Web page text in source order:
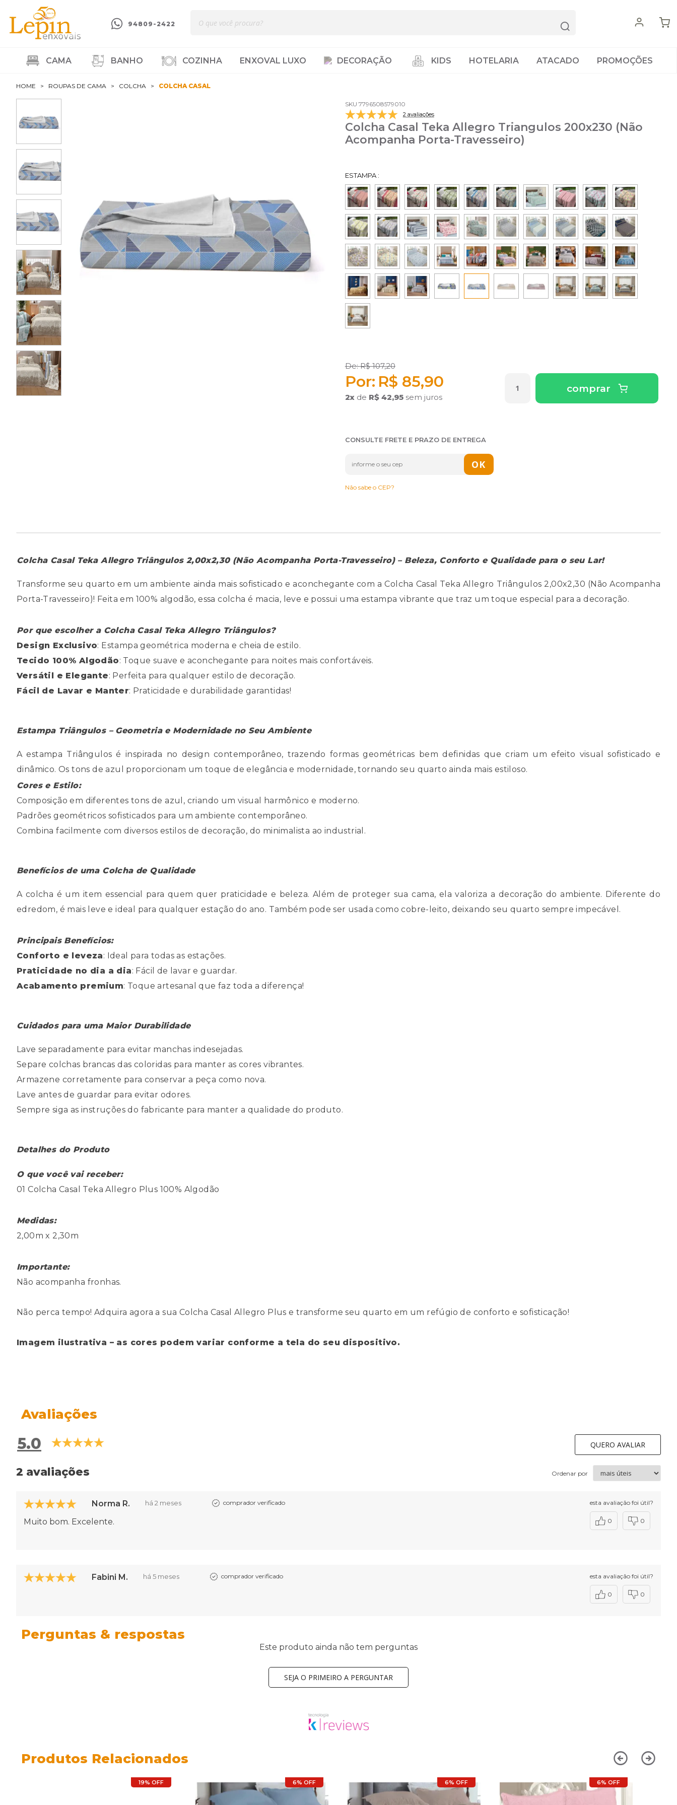
94809-2422
CAMA BANHO COZINHA ENXOVAL LUXO DECORAÇÃO KIDS HOTELARIA ATACADO PROMOÇÕES
HOME ROUPAS DE CAMA COLCHA COLCHA CASAL
SKU 7796508579010
2 avaliações
Colcha Casal Teka Allegro Triangulos 200x230 (Não
Acompanha Porta-Travesseiro)
ESTAMPA
R$ 107,20
R$ 85,90
2x de R$ 42,95 sem juros
comprar
CONSULTE FRETE E PRAZO DE ENTREGA
Não sabe o CEP?
Colcha Casal Teka Allegro Triângulos 2,00x2,30 (Não Acompanha Porta-Travesseiro) – Beleza, Conforto e Qualidade para o seu Lar!
Transforme seu quarto em um ambiente ainda mais sofisticado e aconchegante com a Colcha Casal Teka Allegro Triângulos 2,00x2,30 (Não Acompanha
Porta-Travesseiro)! Feita em 100% algodão, essa colcha é macia, leve e possui uma estampa vibrante que traz um toque especial para a decoração.
Por que escolher a Colcha Casal Teka Allegro Triângulos?
Design Exclusivo: Estampa geométrica moderna e cheia de estilo.
Tecido 100% Algodão: Toque suave e aconchegante para noites mais confortáveis.
Versátil e Elegante: Perfeita para qualquer estilo de decoração.
Fácil de Lavar e Manter: Praticidade e durabilidade garantidas!
Estampa Triângulos – Geometria e Modernidade no Seu Ambiente
A estampa Triângulos é inspirada no design contemporâneo, trazendo formas geométricas bem definidas que criam um efeito visual sofisticado e
dinâmico. Os tons de azul proporcionam um toque de elegância e modernidade, tornando seu quarto ainda mais estiloso.
Cores e Estilo:
Composição em diferentes tons de azul, criando um visual harmônico e moderno.
Padrões geométricos sofisticados para um ambiente contemporâneo.
Combina facilmente com diversos estilos de decoração, do minimalista ao industrial.
Benefícios de uma Colcha de Qualidade
A colcha é um item essencial para quem quer praticidade e beleza. Além de proteger sua cama, ela valoriza a decoração do ambiente. Diferente do
edredom, é mais leve e ideal para qualquer estação do ano. Também pode ser usada como cobre-leito, deixando seu quarto sempre impecável.
Principais Benefícios:
Conforto e leveza: Ideal para todas as estações.
Praticidade no dia a dia: Fácil de lavar e guardar.
Acabamento premium: Toque artesanal que faz toda a diferença!
Cuidados para uma Maior Durabilidade
Lave separadamente para evitar manchas indesejadas.
Separe colchas brancas das coloridas para manter as cores vibrantes.
Armazene corretamente para conservar a peça como nova.
Lave antes de guardar para evitar odores.
Sempre siga as instruções do fabricante para manter a qualidade do produto.
Detalhes do Produto
O que você vai receber:
01 Colcha Casal Teka Allegro Plus 100% Algodão
Medidas:
2,00m x 2,30m
Importante:
Não acompanha fronhas.
Não perca tempo! Adquira agora a sua Colcha Casal Allegro Plus e transforme seu quarto em um refúgio de conforto e sofisticação!
Imagem ilustrativa – as cores podem variar conforme a tela do seu dispositivo.
Avaliações
5.0 QUERO AVALIAR
2 avaliações Ordenar por
Norma R. há 2 meses comprador verificado
Muito bom. Excelente.
esta avaliação foi útil?
0 0
Fabini M. há 5 meses comprador verificado esta avaliação foi útil?
0 0
Perguntas & respostas
Este produto ainda não tem perguntas
SEJA O PRIMEIRO A PERGUNTAR
Produtos Relacionados
19% OFF 6% OFF 6% OFF 6% OFF